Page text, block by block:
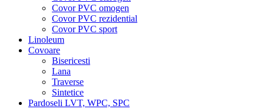
Covor PVC omogen
Covor PVC rezidential
Covor PVC sport
Linoleum
Covoare
Bisericesti
Lana
Traverse
Sintetice
Pardoseli LVT, WPC, SPC